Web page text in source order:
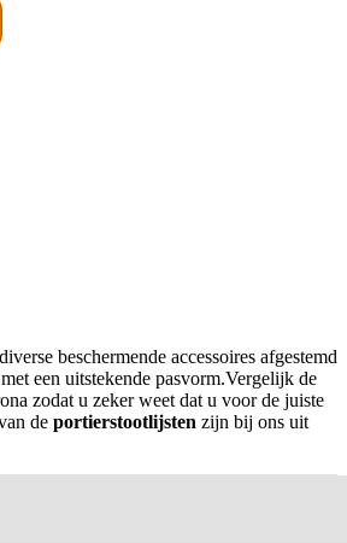
beschermende accessoires afgestemd
met een uitstekende pasvorm.Vergelijk de
zodat u zeker weet dat u voor de juiste
de portierstootlijsten zijn bij ons uit